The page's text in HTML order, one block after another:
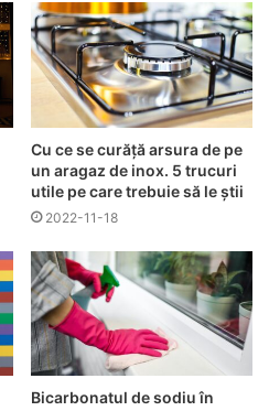
Cu ce se curăță arsura de pe
un aragaz de inox. 5 trucuri
utile pe care trebuie să le știi
2022-11-18
Bicarbonatul de sodiu în